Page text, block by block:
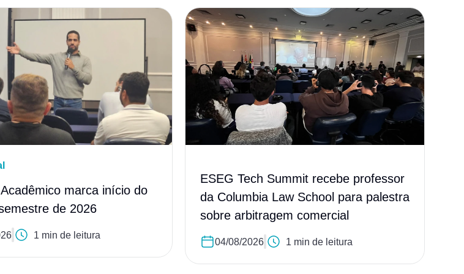
marca início do
de 2026
1 min de leitura
ESEG Tech Summit recebe professor
da Columbia Law School para palestra
sobre arbitragem comercial
04/08/2026 1 min de leitura